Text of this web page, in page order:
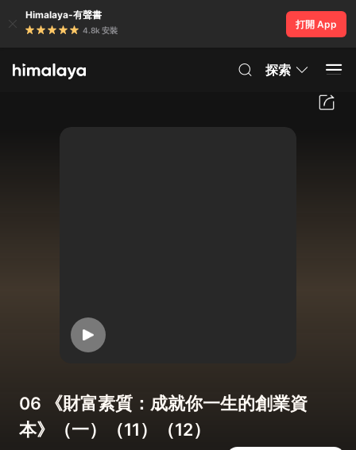
Himalaya-有聲書
4.8k 安裝
打開 App
探索
06 《財富素質：成就你一生的創業資
本》（一）（11）（12）